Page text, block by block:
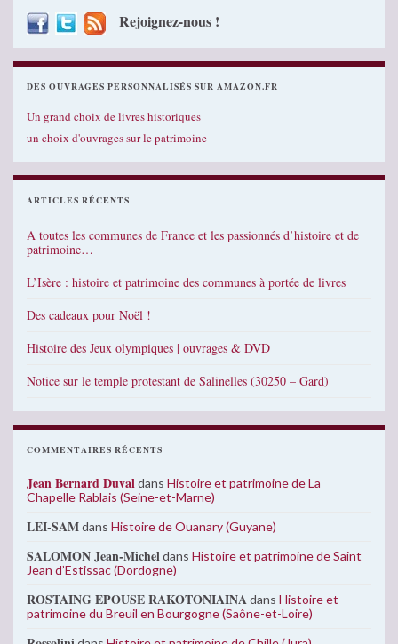
Rejoignez-nous !
DES OUVRAGES PERSONNALISÉS SUR AMAZON.FR
Un grand choix de livres historiques
un choix d'ouvrages sur le patrimoine
ARTICLES RÉCENTS
A toutes les communes de France et les passionnés d’histoire et de
patrimoine…
L’Isère : histoire et patrimoine des communes à portée de livres
Des cadeaux pour Noël !
Histoire des Jeux olympiques | ouvrages & DVD
Notice sur le temple protestant de Salinelles (30250 – Gard)
COMMENTAIRES RÉCENTS
Jean Bernard Duvaldans Histoire et patrimoine de La
Chapelle Rablais (Seine-et-Marne)
LEI-SAMdans Histoire de Ouanary (Guyane)
SALOMON Jean-Micheldans Histoire et patrimoine de Saint
Jean d’Estissac (Dordogne)
ROSTAING EPOUSE RAKOTONIAINAdans Histoire et
patrimoine du Breuil en Bourgogne (Saône-et-Loire)